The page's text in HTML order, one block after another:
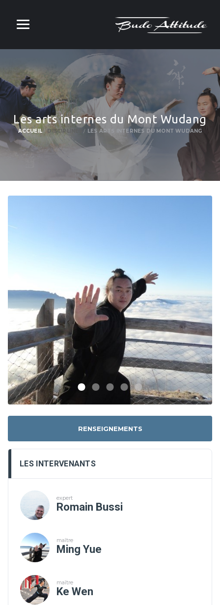
Les arts internes du Mont Wudang
ACCUEIL DISCIPLINES LES ARTS INTERNES DU MONT WUDANG
RENSEIGNEMENTS
LES INTERVENANTS
expert
Romain Bussi
maître
Ming Yue
maître
Ke Wen